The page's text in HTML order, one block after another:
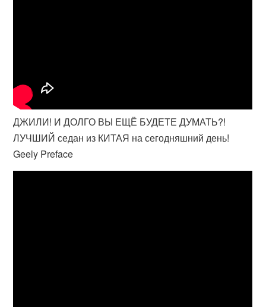
ДЖИЛИ! И ДОЛГО ВЫ ЕЩЁ БУДЕТЕ ДУМАТЬ?!
ЛУЧШИЙ седан из КИТАЯ на сегодняшний день!
Geely Preface